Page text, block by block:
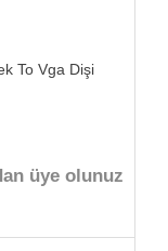
To Vga Dişi
üye olunuz